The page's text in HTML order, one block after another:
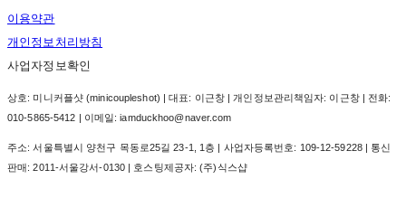
이용약관
개인정보처리방침
사업자정보확인
상호: 미니커플샷 (minicoupleshot) | 대표: 이근창 | 개인정보관리책임자: 이근창 | 전화:
010-5865-5412 | 이메일: iamduckhoo@naver.com
주소: 서울특별시 양천구 목동로25길 23-1, 1층 | 사업자등록번호: 109-12-59228| 통신
판매:2011-서울강서-0130 | 호스팅제공자: (주)식스샵